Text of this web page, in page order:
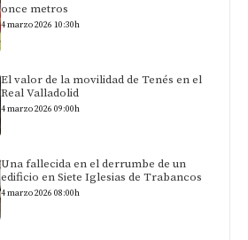
once metros
4 marzo 2026 10:30h
El valor de la movilidad de Tenés en el
Real Valladolid
4 marzo 2026 09:00h
Una fallecida en el derrumbe de un
edificio en Siete Iglesias de Trabancos
4 marzo 2026 08:00h